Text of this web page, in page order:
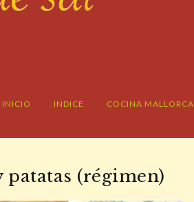
INICIO INDICE COCINA MALLORCA
patatas (régimen)